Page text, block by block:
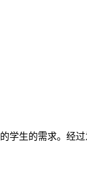
生的需求。经